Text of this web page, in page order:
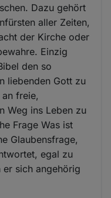
Dazu gehört
aller Zeiten,
der Kirche oder
Einzig
den so
liebenden Gott zu
freie,
Weg ins Leben zu
Frage Was ist
Glaubensfrage,
egal zu
sich angehörig